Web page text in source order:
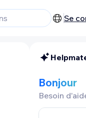
Se
Bonjour
Besoin